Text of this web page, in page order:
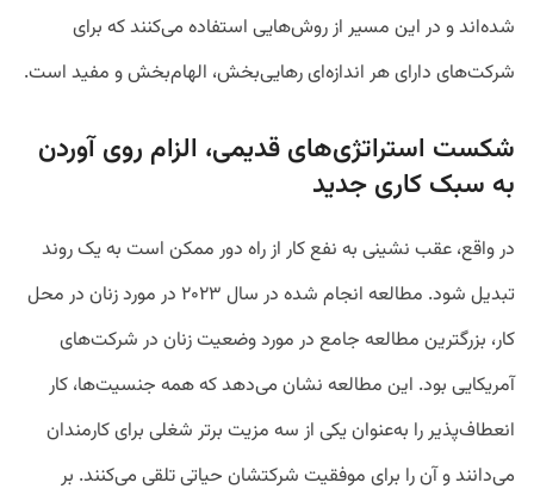
شده‌اند و در این مسیر از روش‌هایی استفاده می‌کنند که برای
شرکت‌های دارای هر اندازه‌ای رهایی‌بخش، الهام‌بخش و مفید است.
شکست استراتژی‌های قدیمی، الزام روی آوردن
به سبک کاری جدید
در واقع، عقب نشینی به نفع کار از راه دور ممکن است به یک روند
تبدیل شود. مطالعه انجام شده در سال ۲۰۲۳ در مورد زنان در محل
کار، بزرگترین مطالعه جامع در مورد وضعیت زنان در شرکت‌های
آمریکایی بود. این مطالعه نشان می‌دهد که همه جنسیت‌ها، کار
انعطاف‌پذیر را به‌‌عنوان یکی از سه مزیت برتر شغلی برای کارمندان
می‌دانند و آن را برای موفقیت شرکتشان حیاتی تلقی می‌کنند. بر